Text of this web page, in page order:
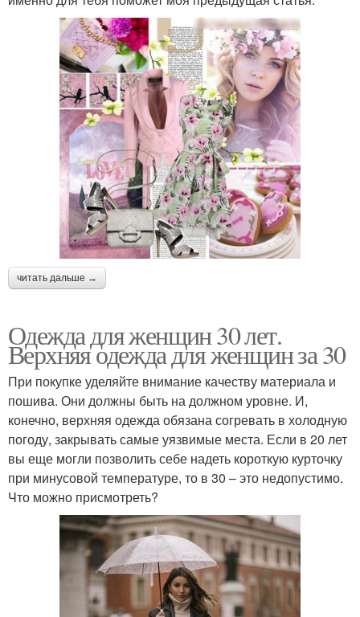
читать дальше →
Одежда для женщин 30 лет.
Верхняя одежда для женщин за 30
При покупке уделяйте внимание качеству материала и
пошива. Они должны быть на должном уровне. И,
конечно, верхняя одежда обязана согревать в холодную
погоду, закрывать самые уязвимые места. Если в 20 лет
вы еще могли позволить себе надеть короткую курточку
при минусовой температуре, то в 30 – это недопустимо.
Что можно присмотреть?